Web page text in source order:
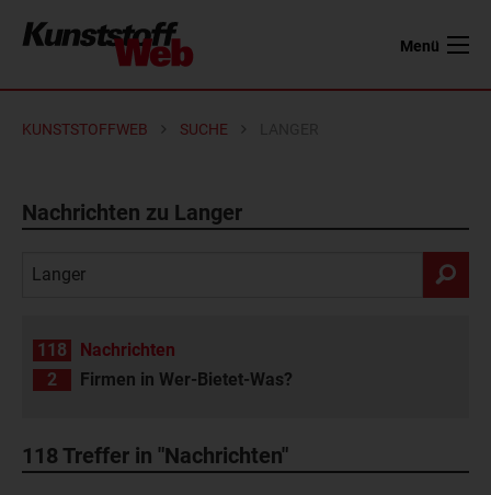
Menü
KUNSTSTOFFWEB SUCHE
Nachrichten zu Langer
118
Nachrichten
2
Firmen in Wer-Bietet-Was?
118 Treffer in "Nachrichten"